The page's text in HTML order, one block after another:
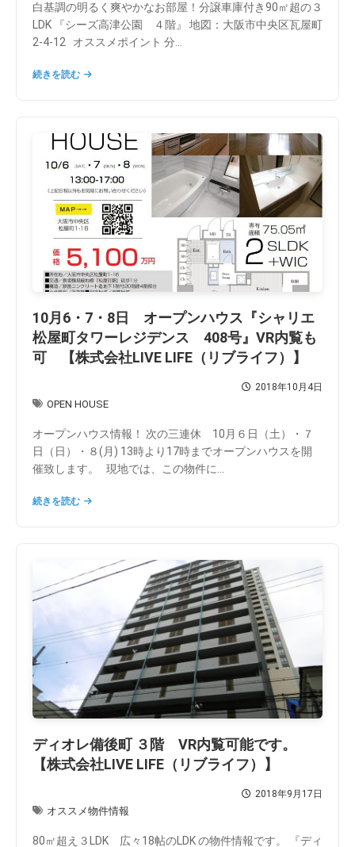
白基調の明るく爽やかなお部屋！分譲車庫付き90㎡超の３
LDK 『シーズ高津公園 ４階』 地図：大阪市中央区瓦屋町
2-4-12 オススメポイント 分...
続きを読む
10月6・7・8日 オープンハウス『シャリエ
松屋町タワーレジデンス 408号』VR内覧も
可 【株式会社LIVE LIFE（リブライフ）】
2018年10月4日
OPEN HOUSE
オープンハウス情報！ 次の三連休 10月６日（土）・７
日（日）・８(月) 13時より17時までオープンハウスを開
催致します。 現地では、この物件に...
続きを読む
ディオレ備後町 ３階 VR内覧可能です。
【株式会社LIVE LIFE（リブライフ）】
2018年9月17日
オススメ物件情報
80㎡超え３LDK 広々18帖のLDK の物件情報です。 『ディ